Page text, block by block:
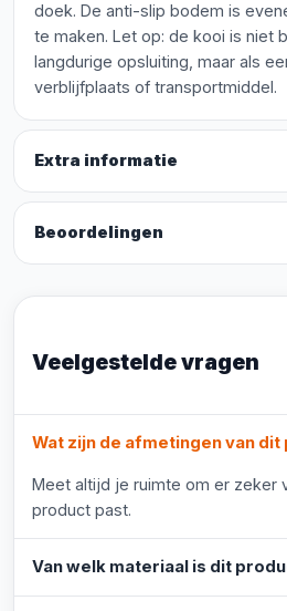
doek. De anti-slip bodem is
te maken. Let op: de kooi is niet
langdurige opsluiting, maar als
verblijfplaats of transportmiddel.
Extra informatie
Beoordelingen
Veelgestelde vragen
Wat zijn de afmetingen van dit
Meet altijd je ruimte om er zeker
product past.
Van welk materiaal is dit